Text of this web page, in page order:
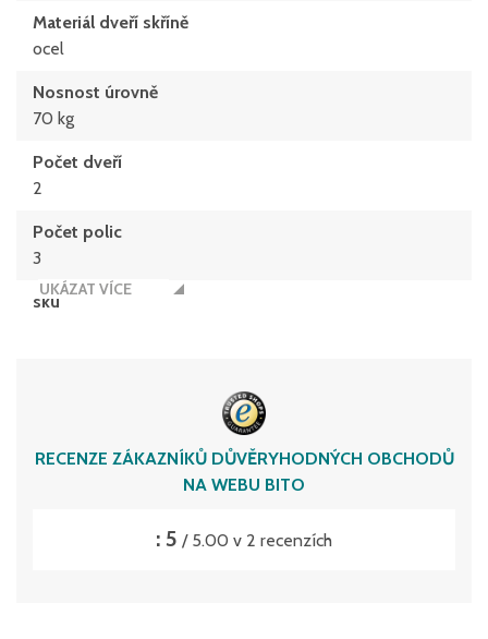
Materiál dveří skříně
ocel
Nosnost úrovně
70 kg
Počet dveří
2
Počet polic
3
sku
Zámek s cylindrickou vložkou se 2 klíči
UKÁZAT VÍCE
RECENZE ZÁKAZNÍKŮ DŮVĚRYHODNÝCH OBCHODŮ
NA WEBU BITO
: 5 / 5.00 v 2 recenzích